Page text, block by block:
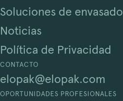
Soluciones de envasado
Noticias
Política de Privacidad
CONTACTO
elopak@elopak.com
OPORTUNIDADES PROFESIONALES